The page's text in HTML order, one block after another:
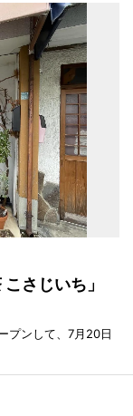
こさじいち」
プンして、7月20日